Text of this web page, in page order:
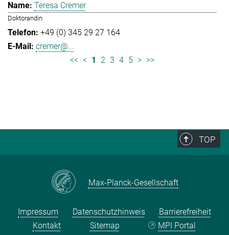
Teresa Cremer
Doktorandin
+49 (0) 345 29 27 164
cremer@...
<< < 1 2 3 4 5 > >>
TOP
Max-Planck-Gesellschaft
Impressum Datenschutzhinweis
Barrierefreiheit
Kontakt
Sitemap MPI Portal